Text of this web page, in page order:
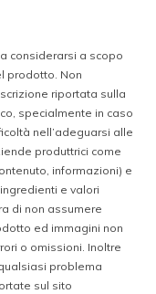
considerarsi a scopo
prodotto. Non
riportata sulla
specialmente in caso
nell’adeguarsi alle
produttrici come
informazioni) e
e valori
di non assumere
ed immagini non
o omissioni. Inoltre
problema
sul sito